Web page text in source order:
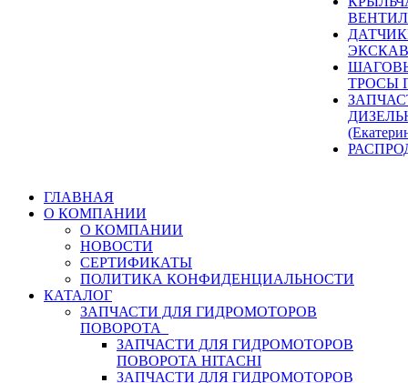
ТРОСЫ
ГЛАВНАЯ
О КОМПАНИИ
О КОМПАНИИ
НОВОСТИ
СЕРТИФИКАТЫ
ПОЛИТИКА КОНФИДЕНЦИАЛЬНОСТИ
КАТАЛОГ
ЗАПЧАСТИ ДЛЯ ГИДРОМОТОРОВ
ПОВОРОТА
ЗАПЧАСТИ ДЛЯ ГИДРОМОТОРОВ
ПОВОРОТА HITACHI
ЗАПЧАСТИ ДЛЯ ГИДРОМОТОРОВ